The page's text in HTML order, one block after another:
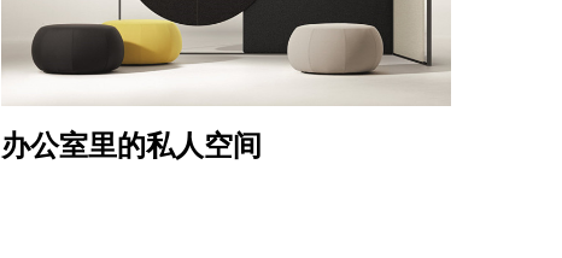
办公室里的私人空间